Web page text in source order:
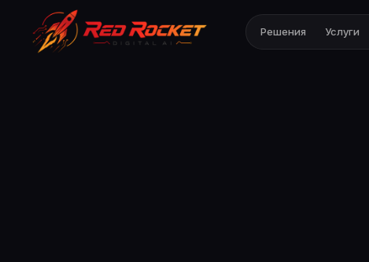
Решения Услуги